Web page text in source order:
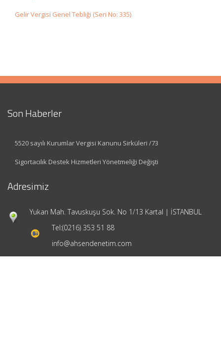
Gelir Vergisi Genel Tebliği (Seri No: 335)
Son Haberler
5520 sayılı Kurumlar Vergisi Kanunu Sirküleri /73
Sigortacılık Destek Hizmetleri Yönetmeliği Değişti
Adresimiz
Yukarı Mah. Tavuskuşu Sok. No 1/13 Kartal | İSTANBUL
Tel:(0216) 353 51 88
info@ahsendenetim.com